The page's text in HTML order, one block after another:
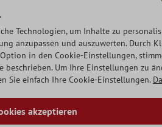
Technologien, um Inhalte zu
anzupassen und auszuwerten. Durch
in den Cookie-Einstellungen,
beschrieben. Um Ihre Einstellungen zu
Sie einfach Ihre Cookie-Einstellungen.
akzeptieren